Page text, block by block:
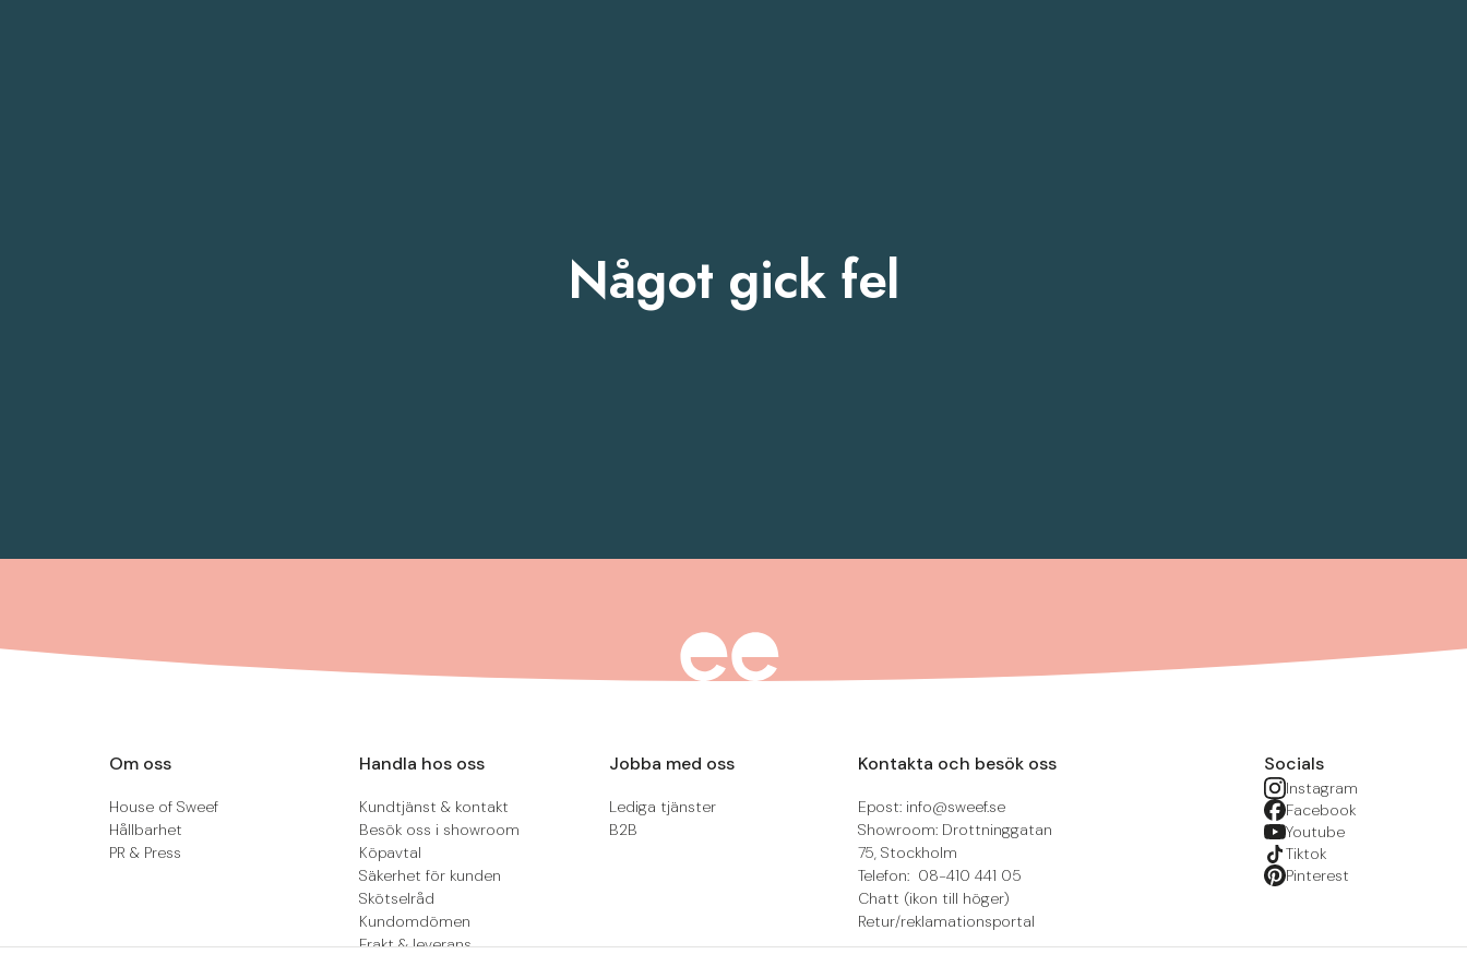
Något gick fel
Om oss
House of Sweef
Hållbarhet
PR & Press
Handla hos oss
Kundtjänst & kontakt
Besök oss i showroom
Köpavtal
Säkerhet för kunden
Skötselråd
Kundomdömen
Frakt & leverans
Jobba med oss
Lediga tjänster
B2B
Kontakta och besök oss
Epost: info@sweef.se
Showroom: Drottninggatan
75, Stockholm
Telefon: 08-410 441 05
Chatt (ikon till höger)
Retur/reklamationsportal
Socials
Instagram
Facebook
Youtube
Tiktok
Pinterest